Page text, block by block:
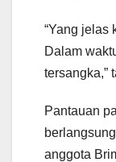
“Yang jelas
Dalam
tersangka,”
Pantauan
anggota